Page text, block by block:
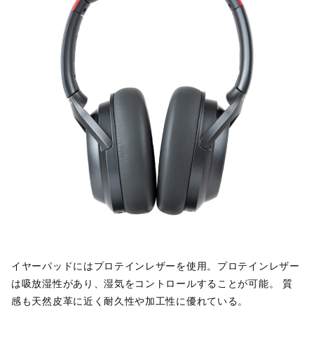
イヤーパッドにはプロテインレザーを使用。プロテインレザー
は吸放湿性があり、湿気をコントロールすることが可能。 質
感も天然皮革に近く耐久性や加工性に優れている。